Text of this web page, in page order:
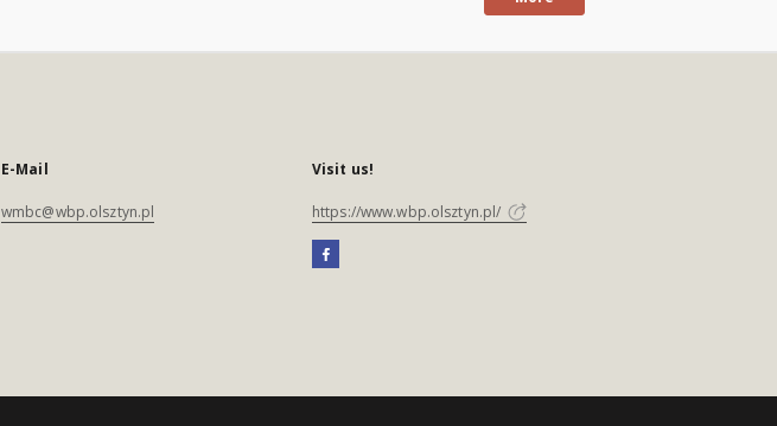
E-Mail
wmbc@wbp.olsztyn.pl
Visit us!
https://www.wbp.olsztyn.pl/